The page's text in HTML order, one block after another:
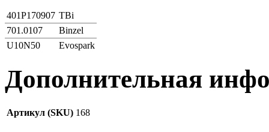
401P170907 TBi
701.0107
Binzel
U10N50
Evospark
Дополнительная
Артикул (SKU) 168